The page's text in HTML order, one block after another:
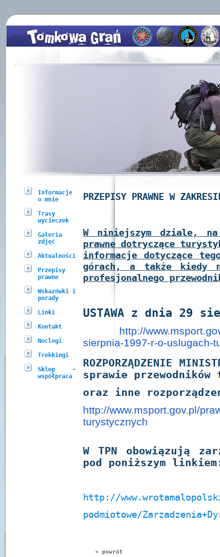
Informacje
o mnie
Trasy
wycieczek
Galeria
zdjęć
Aktualności
Przepisy
prawne
Wskazówki i
porady
Linki
Kontakt
Noclegi
Trekkingi
Sklep -
współpraca
PRZEPISY PRAWNE W
W niniejszym dziale, na
prawne dotryczące
informacje dotyczące
górach, a także kiedy
profesjonalnego
USTAWA z dnia 29
http://
sierpnia-1997-r-o-uslugach-
ROZPORZĄDZENIE
sprawie
oraz inne
http://www.msport.gov.pl/
turystycznych
W TPN obowiązują
pod poniższym
http://
podmiotowe/
« powrót